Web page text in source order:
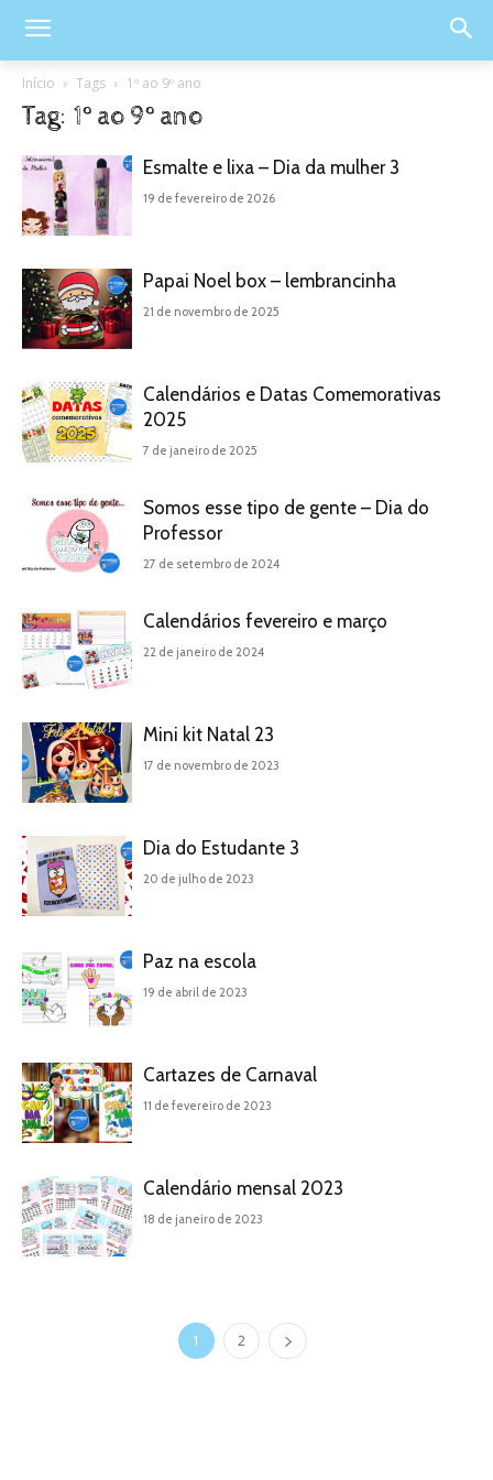
Início Tags 1º ao 9º ano
Tag: 1º ao 9º ano
Esmalte e lixa – Dia da mulher 3
19 de fevereiro de 2026
Papai Noel box – lembrancinha
21 de novembro de 2025
Calendários e Datas Comemorativas
2025
7 de janeiro de 2025
Somos esse tipo de gente – Dia do
Professor
27 de setembro de 2024
Calendários fevereiro e março
22 de janeiro de 2024
Mini kit Natal 23
17 de novembro de 2023
Dia do Estudante 3
20 de julho de 2023
Paz na escola
19 de abril de 2023
Cartazes de Carnaval
11 de fevereiro de 2023
Calendário mensal 2023
18 de janeiro de 2023
1 2